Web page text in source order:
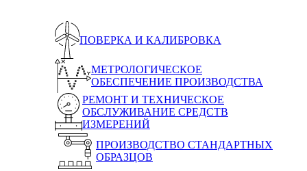
ПОВЕРКА И КАЛИБРОВКА
МЕТРОЛОГИЧЕСКОЕ
ОБЕСПЕЧЕНИЕ ПРОИЗВОДСТВА
РЕМОНТ И ТЕХНИЧЕСКОЕ
ОБСЛУЖИВАНИЕ СРЕДСТВ
ИЗМЕРЕНИЙ
ПРОИЗВОДСТВО СТАНДАРТНЫХ
ОБРАЗЦОВ